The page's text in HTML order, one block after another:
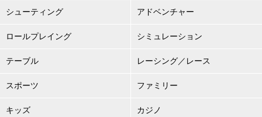
シューティング アドベンチャー
ロールプレイング シミュレーション
テーブル レーシング／レース
スポーツ ファミリー
キッズ カジノ